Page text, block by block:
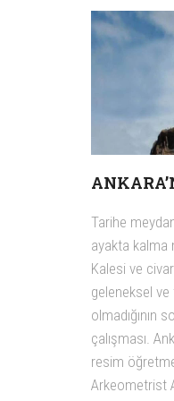
Tarihe
ayakta kalma
Kalesi ve
geleneksel
olmadığının
çalışması.
resim
Arkeometrist